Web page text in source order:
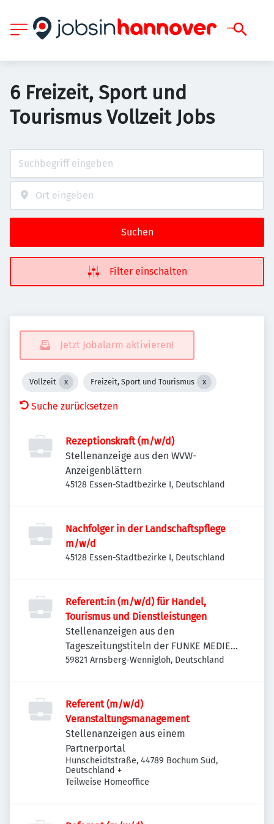
6 Freizeit, Sport und
Tourismus Vollzeit Jobs
Suchen
Filter einschalten
Jetzt Jobalarm aktivieren!
Vollzeit Freizeit, Sport und Tourismus
Suche zurücksetzen
Rezeptionskraft (m/w/d)
Stellenanzeige aus den WVW-
Anzeigenblättern
45128 Essen-Stadtbezirke I, Deutschland
Nachfolger in der Landschaftspflege
m/w/d
45128 Essen-Stadtbezirke I, Deutschland
Referent:in (m/w/d) für Handel,
Tourismus und Dienstleistungen
Stellenanzeigen aus den
Tageszeitungstiteln der FUNKE MEDIEN
NRW
59821 Arnsberg-Wennigloh, Deutschland
Referent (m/w/d)
Veranstaltungsmanagement
Stellenanzeigen aus einem
Partnerportal
Hunscheidtstraße, 44789 Bochum Süd,
Deutschland +
Teilweise Homeoffice